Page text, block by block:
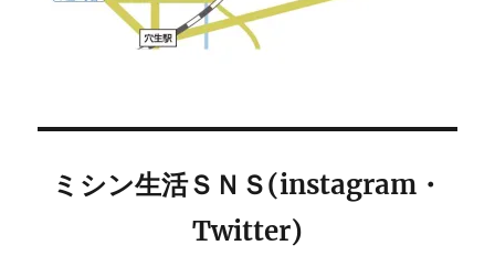
ミシン生活ＳＮＳ(instagram・
Twitter)